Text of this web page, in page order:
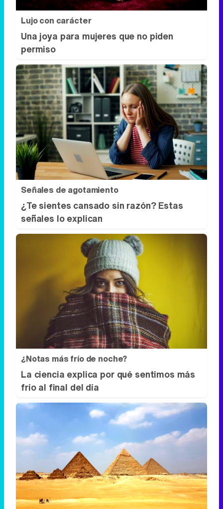
Lujo con carácter
Una joya para mujeres que no piden
permiso
Señales de agotamiento
¿Te sientes cansado sin razón? Estas
señales lo explican
¿Notas más frío de noche?
La ciencia explica por qué sentimos más
frío al final del día